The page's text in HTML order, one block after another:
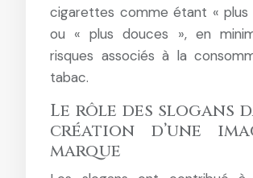
cigarettes comme étant « plus
ou « plus douces », en
risques associés à la
tabac.
Le rôle des slogans
création d’une
marque